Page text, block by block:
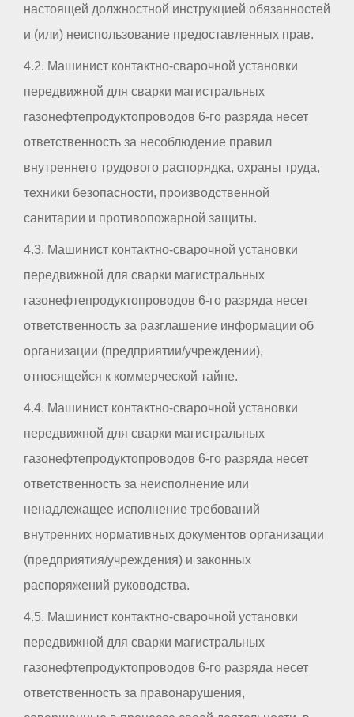
настоящей должностной инструкцией обязанностей
и (или) неиспользование предоставленных прав.
4.2. Машинист контактно-сварочной установки
передвижной для сварки магистральных
газонефтепродуктопроводов 6-го разряда несет
ответственность за несоблюдение правил
внутреннего трудового распорядка, охраны труда,
техники безопасности, производственной
санитарии и противопожарной защиты.
4.3. Машинист контактно-сварочной установки
передвижной для сварки магистральных
газонефтепродуктопроводов 6-го разряда несет
ответственность за разглашение информации об
организации (предприятии/учреждении),
относящейся к коммерческой тайне.
4.4. Машинист контактно-сварочной установки
передвижной для сварки магистральных
газонефтепродуктопроводов 6-го разряда несет
ответственность за неисполнение или
ненадлежащее исполнение требований
внутренних нормативных документов организации
(предприятия/учреждения) и законных
распоряжений руководства.
4.5. Машинист контактно-сварочной установки
передвижной для сварки магистральных
газонефтепродуктопроводов 6-го разряда несет
ответственность за правонарушения,